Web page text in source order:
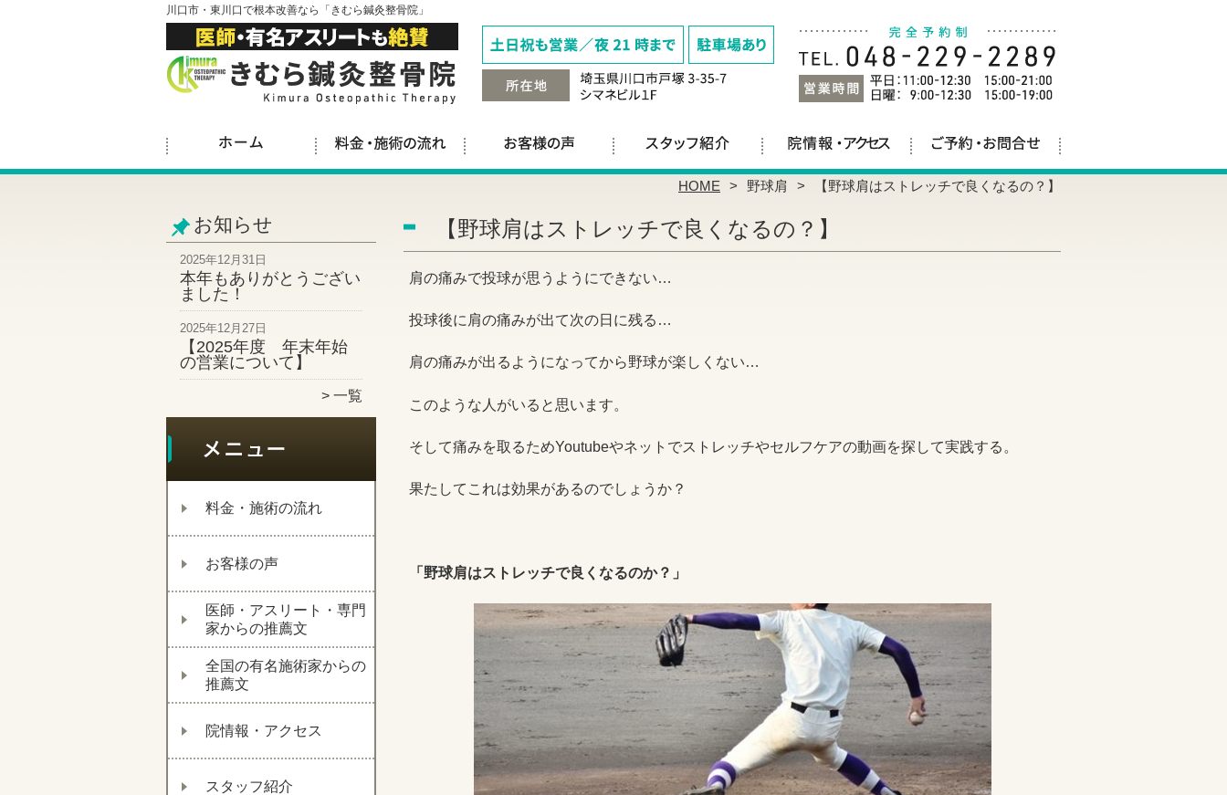
川口市・東川口で根本改善なら「きむら鍼灸整骨院」
HOME 野球肩 【野球肩はストレッチで良くなるの？】
お知らせ
2025年12月31日
本年もありがとうござい
ました！
2025年12月27日
【2025年度 年末年始
の営業について】
一覧
料金・施術の流れ
お客様の声
医師・アスリート・専門
家からの推薦文
全国の有名施術家からの
推薦文
院情報・アクセス
スタッフ紹介
【野球肩はストレッチで良くなるの？】
肩の痛みで投球が思うようにできない…
投球後に肩の痛みが出て次の日に残る…
肩の痛みが出るようになってから野球が楽しくない…
このような人がいると思います。
そして痛みを取るためYoutubeやネットでストレッチやセルフケアの動画を探して実践する。
果たしてこれは効果があるのでしょうか？
「野球肩はストレッチで良くなるのか？」